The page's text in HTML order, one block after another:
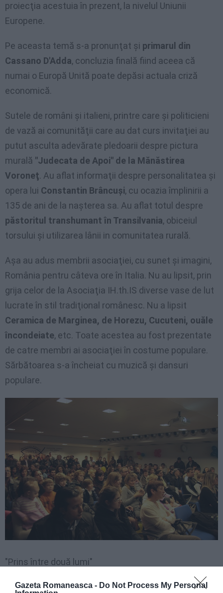
Gazeta Romaneasca - Do Not Process My Personal
proiecţia acestuia în prezent, la nivelul Uniunii
Europene.
Pe aceasta temă s-a pronunţat şi primarul din
Cassano D'Adda, concluzia finală fiind aceea că
numai o Europă Unită poate depăsi actuala criză
economică.
Sutele de români şi italieni, printre care şi politicieni
de vază ai comunităţii care au dat curs invitaţiei au
putut asculta adevărate pledoarii despre pictura
murală "Judecata de Apoi" de la Mănăstirea
Voroneţ. Au aflat informaţii despre personalitatea şi
opera lui Constantin Brâncuşi, cu ocazia împlinirii a
135 de ani de la naşterea sa. Au aflat totul despre
păstoritul transhumant în Transilvania, obiceiul
torsului şi utilizarea lânii in comunitatea rurală.
Aşa au adus membrii asociaţiei, cu sunet şi imagini,
România pentru câteva ore în Italia. Nu au lipsit, prin
grija celor de la Asociaţia IH.th.IS diverse vase de lut
lucrate în stil tradiţional românesc. Nu a lipsit
Ceramica de Marginea, de Horezu, Cucuteni, ouăle
încondeiate, etc. Toate acestea au fost prezentate
de catre membri ai asociaţiei în costume populare.
Sărbătoarea s-a încheiat cu muzică şi dansuri
populare.
"Prins între două lumi"
"De la distanţă, am simţit cu emoţie acest 1